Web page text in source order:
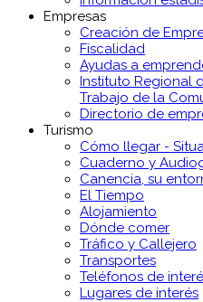
Empresas
Creación de
Fiscalidad
Ayudas a
Instituto Regional
Trabajo de la
Directorio de
Turismo
Cómo llegar -
Cuaderno y
Canencia, su
El Tiempo
Alojamiento
Dónde comer
Tráfico y Callejero
Transportes
Teléfonos de
Lugares de interés